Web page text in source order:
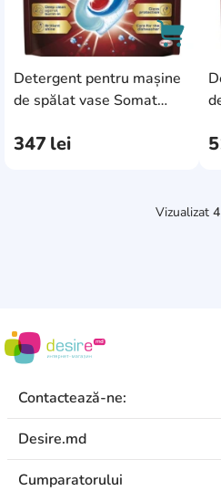
Detergent pentru mașine
de spălat vase Somat
347lei
Vizualizat 4
Contactează-ne:
Desire.md
Cumparatorului